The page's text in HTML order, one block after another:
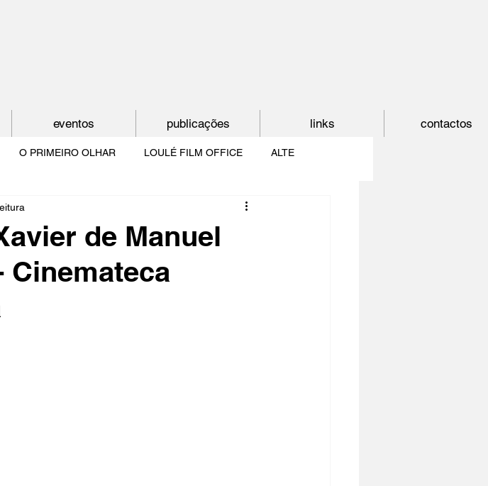
O PRIMEIRO OLHAR LOULÉ FILM OFFICE ALTE
SHORTCUT
CRESCER COM O CINEMA NO PAÍS DO CINEMA
de Manuel
Cinemateca
eventos publicações links contactos